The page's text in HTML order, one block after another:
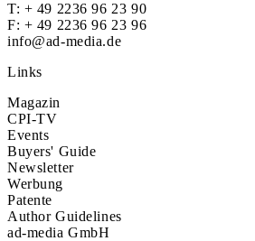
T: + 49 2236 96 23 90
F: + 49 2236 96 23 96
info@ad-media.de
Links
Magazin
CPI-TV
Events
Buyers' Guide
Newsletter
Werbung
Patente
Author Guidelines
ad-media GmbH